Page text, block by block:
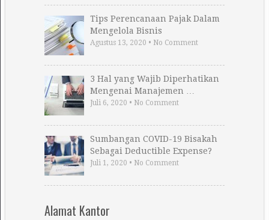
Tips Perencanaan Pajak Dalam
Mengelola Bisnis
Agustus 13, 2020 • No Comment
3 Hal yang Wajib Diperhatikan
Mengenai Manajemen …
Juli 6, 2020 • No Comment
Sumbangan COVID-19 Bisakah
Sebagai Deductible Expense?
Juli 1, 2020 • No Comment
Alamat Kantor